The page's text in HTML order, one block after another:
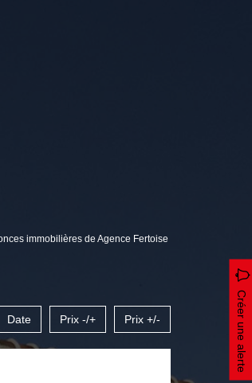
immobilières de Agence Fertoise
Créer une alerte
Date Prix -/+ Prix +/-